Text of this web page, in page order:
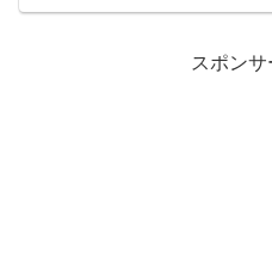
スポンサ